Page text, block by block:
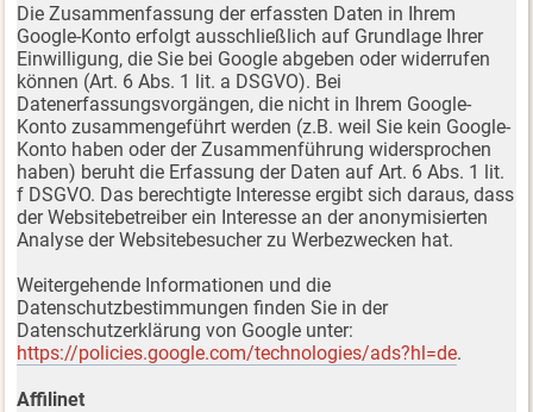
Die Zusammenfassung der erfassten Daten in Ihrem
Google-Konto erfolgt ausschließlich auf Grundlage Ihrer
Einwilligung, die Sie bei Google abgeben oder widerrufen
können (Art. 6 Abs. 1 lit. a DSGVO). Bei
Datenerfassungsvorgängen, die nicht in Ihrem Google-
Konto zusammengeführt werden (z.B. weil Sie kein Google-
Konto haben oder der Zusammenführung widersprochen
haben) beruht die Erfassung der Daten auf Art. 6 Abs. 1 lit.
f DSGVO. Das berechtigte Interesse ergibt sich daraus, dass
der Websitebetreiber ein Interesse an der anonymisierten
Analyse der Websitebesucher zu Werbezwecken hat.
Weitergehende Informationen und die
Datenschutzbestimmungen finden Sie in der
Datenschutzerklärung von Google unter:
https://policies.google.com/technologies/ads?hl=de.
Affilinet